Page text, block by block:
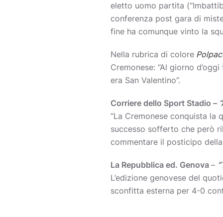
eletto uomo partita
conferenza post gara di
fine ha comunque vinto la
Nella rubrica di colore
Cremonese: “Al giorno
era San Valentino”.
Corriere dello Sport Stadio –
“La Cremonese conquista la
successo sofferto che però
commentare il posticipo
La Repubblica ed. Genova –
L’edizione genovese del
sconfitta esterna per 4-0